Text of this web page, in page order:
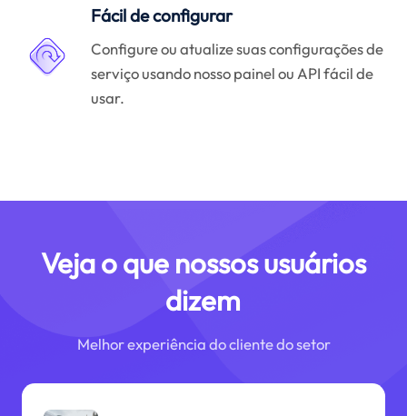
Fácil de configurar
Configure ou atualize suas configurações de
serviço usando nosso painel ou API fácil de
usar.
Veja o que nossos usuários
dizem
Melhor experiência do cliente do setor